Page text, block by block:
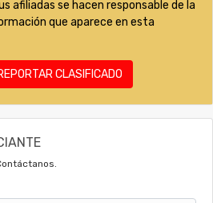
afiliadas se hacen responsable de la
que aparece en esta
CLASIFICADO